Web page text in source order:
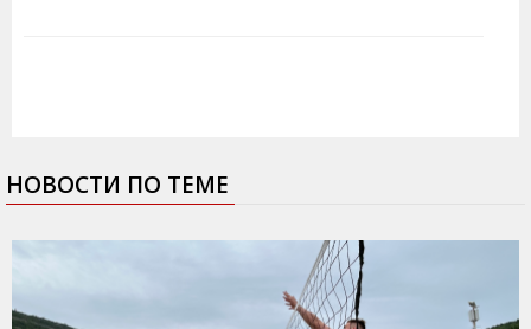
НОВОСТИ ПО ТЕМЕ